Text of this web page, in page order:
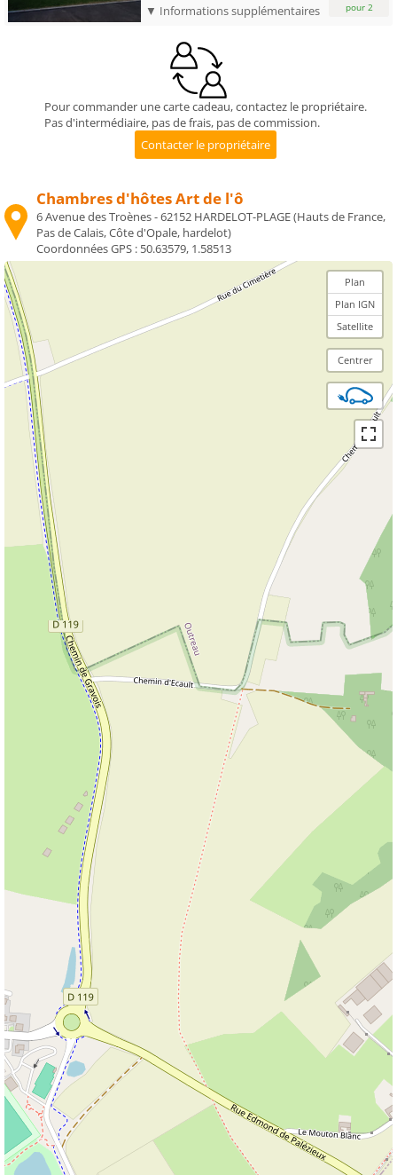
pour 2
▼ Informations supplémentaires
Pour commander une carte cadeau, contactez le propriétaire.
Pas d'intermédiaire, pas de frais, pas de commission.
Chambres d'hôtes Art de l'ô
6 Avenue des Troènes - 62152 HARDELOT-PLAGE (Hauts de France,
Pas de Calais, Côte d'Opale, hardelot)
Coordonnées GPS : 50.63579, 1.58513
Plan
Plan IGN
Satellite
Centrer